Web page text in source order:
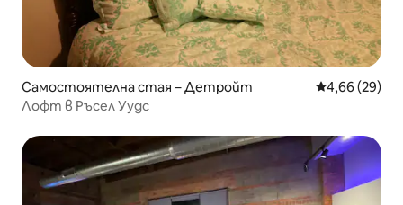
Самостоятелна стая – Детройт Средна
4,66 (29)
Лофт в Ръсел Уудс